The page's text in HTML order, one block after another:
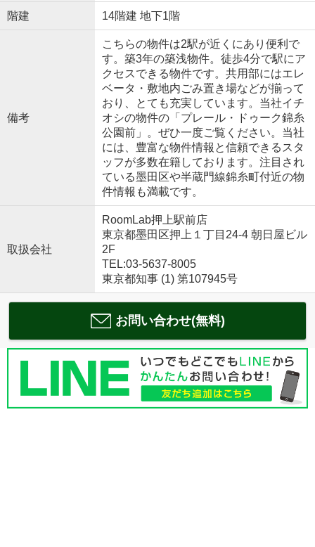
階建 14階建 地下1階
備考
こちらの物件は2駅が近くにあり便利で
す。築3年の築浅物件。徒歩4分で駅にア
クセスできる物件です。共用部にはエレ
ベータ・敷地内ごみ置き場などが揃って
おり、とても充実しています。当社イチ
オシの物件の「プレール・ドゥーク錦糸
公園前」。ぜひ一度ご覧ください。当社
には、豊富な物件情報と信頼できるスタ
ッフが多数在籍しております。注目され
ている墨田区や半蔵門線錦糸町付近の物
件情報も満載です。
取扱会社
RoomLab押上駅前店
東京都墨田区押上１丁目24-4 朝日屋ビル
2F
TEL:03-5637-8005
東京都知事 (1) 第107945号
お問い合わせ(無料)